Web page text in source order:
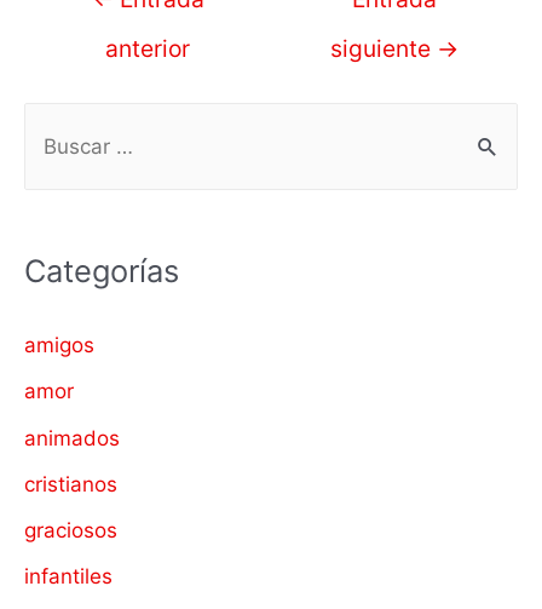
anterior
siguiente →
a
r
:
Categorías
amigos
amor
animados
cristianos
graciosos
infantiles